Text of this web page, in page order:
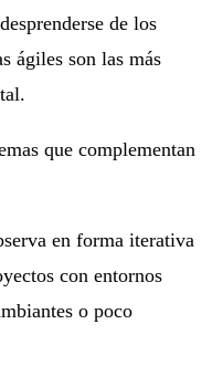
de los
ágiles son las más
que complementan
en forma iterativa
con entornos
o poco